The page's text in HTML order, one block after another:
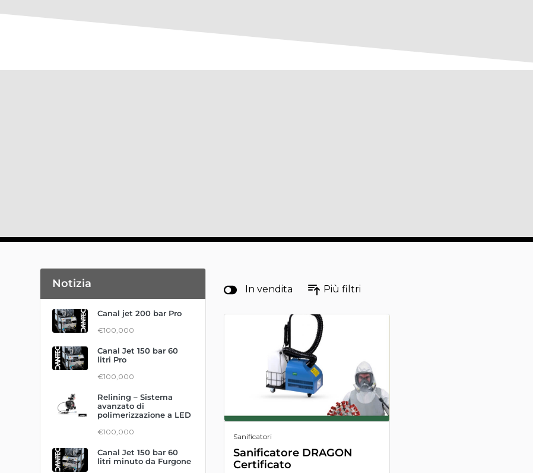
Notizia
Canal jet 200 bar Pro
€100,000
Canal Jet 150 bar 60
litri Pro
€100,000
Relining – Sistema
avanzato di
polimerizzazione a LED
€100,000
Canal Jet 150 bar 60
litri minuto da Furgone
In vendita Più filtri
Sanificatori
Sanificatore DRAGON
Certificato